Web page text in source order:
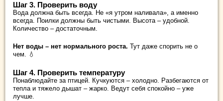
Шаг 3. Проверить воду
Вода должна быть всегда. Не «я утром наливала», а именно
всегда. Поилки должны быть чистыми. Высота – удобной.
Количество – достаточным.
Нет воды – нет нормального роста. Тут даже спорить не о
чем. 💧
Шаг 4. Проверить температуру
Понаблюдайте за птицей. Кучкуются – холодно. Разбегаются от
тепла и тяжело дышат – жарко. Ведут себя спокойно – уже
лучше.